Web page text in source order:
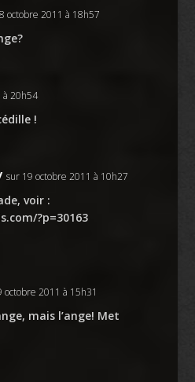
octobre 2011 à 18h57
à 20h54
!
sur 19 octobre 2011 à 10h27
voir :
?p=30163
octobre 2011 à 15h31
mais l’ange! Met